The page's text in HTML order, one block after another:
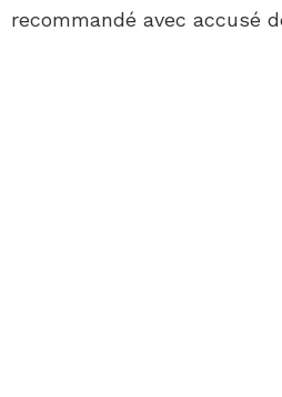
recommandé avec accusé